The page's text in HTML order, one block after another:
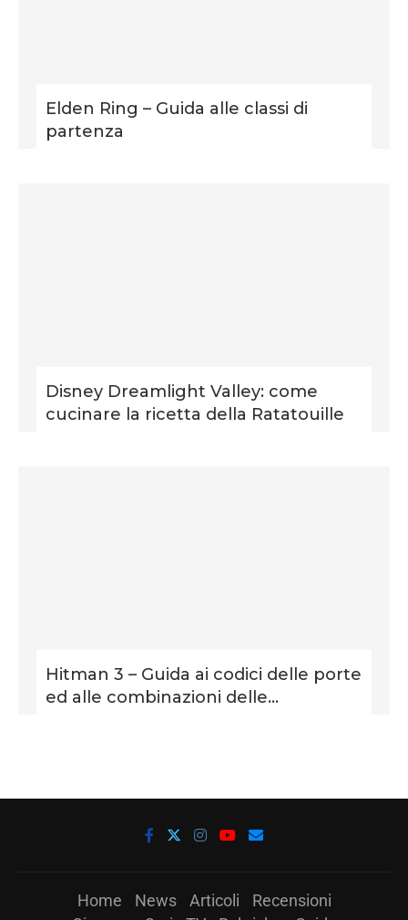
Elden Ring – Guida alle classi di
partenza
Disney Dreamlight Valley: come
cucinare la ricetta della Ratatouille
Hitman 3 – Guida ai codici delle porte
ed alle combinazioni delle...
Home News Articoli
Recensioni